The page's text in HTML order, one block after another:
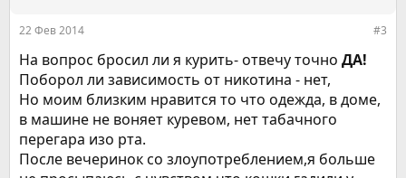
22 Фев 2014 #3
На вопрос бросил ли я курить- отвечу точно ДА!
Поборол ли зависимость от никотина - нет,
Но моим близким нравится то что одежда, в доме,
в машине не воняет куревом, нет табачного
перегара изо рта.
После вечеринок со злоупотреблением,я больше